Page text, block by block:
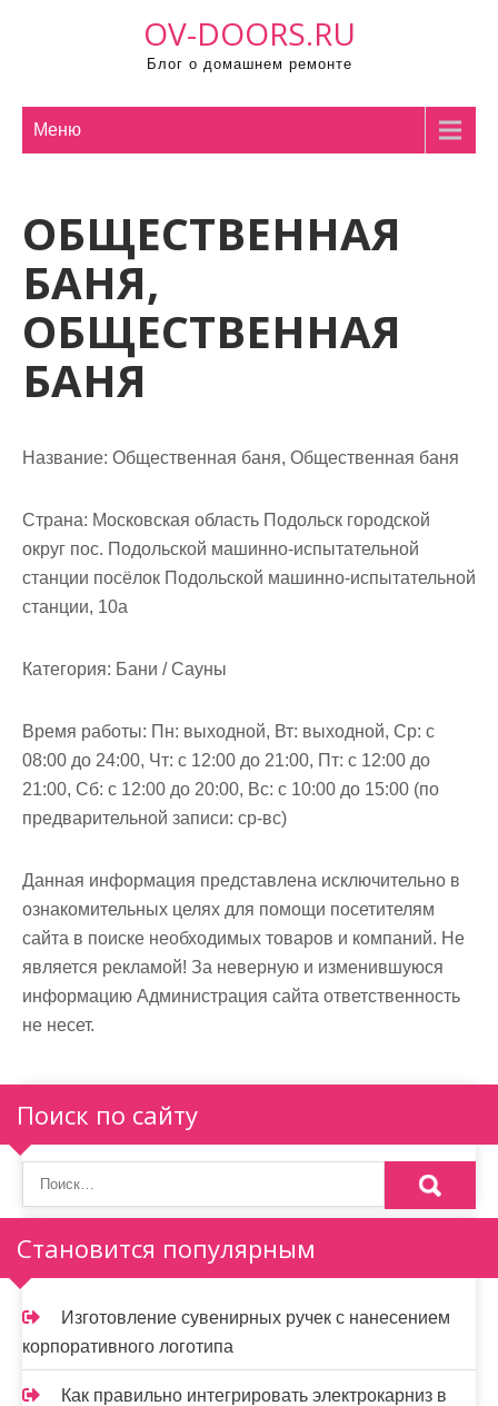
OV-DOORS.RU
Блог о домашнем ремонте
Меню
ОБЩЕСТВЕННАЯ
БАНЯ,
ОБЩЕСТВЕННАЯ
БАНЯ
Название: Общественная баня, Общественная баня
Страна: Московская область Подольск городской
округ пос. Подольской машинно-испытательной
станции посёлок Подольской машинно-испытательной
станции, 10а
Категория: Бани / Сауны
Время работы: Пн: выходной, Вт: выходной, Ср: с
08:00 до 24:00, Чт: с 12:00 до 21:00, Пт: с 12:00 до
21:00, Сб: с 12:00 до 20:00, Вс: с 10:00 до 15:00 (по
предварительной записи: ср-вс)
Данная информация представлена исключительно в
ознакомительных целях для помощи посетителям
сайта в поиске необходимых товаров и компаний. Не
является рекламой! За неверную и изменившуюся
информацию Администрация сайта ответственность
не несет.
Поиск по сайту
Становится популярным
Изготовление сувенирных ручек с нанесением
корпоративного логотипа
Как правильно интегрировать электрокарниз в